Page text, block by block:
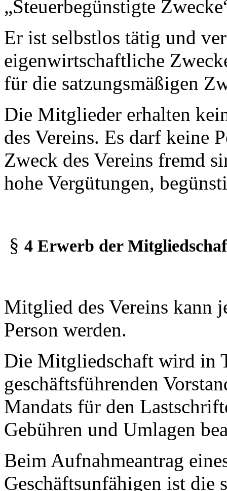
„Steuerbegünstigte
Er ist selbstlos tätig und
eigenwirtschaftliche
für die satzungsmäßigen
Die Mitglieder erhalten
des Vereins. Es darf keine
Zweck des Vereins fremd
hohe Vergütungen,
§ 4 Erwerb der
Mitglied des Vereins kann
Person werden.
Die Mitgliedschaft wird in
geschäftsführenden
Mandats für den
Gebühren und Umlagen
Beim Aufnahmeantrag
Geschäftsunfähigen ist